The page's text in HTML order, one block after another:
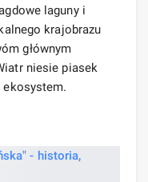
laguny i
krajobrazu
głównym
niesie piasek
ekosystem.